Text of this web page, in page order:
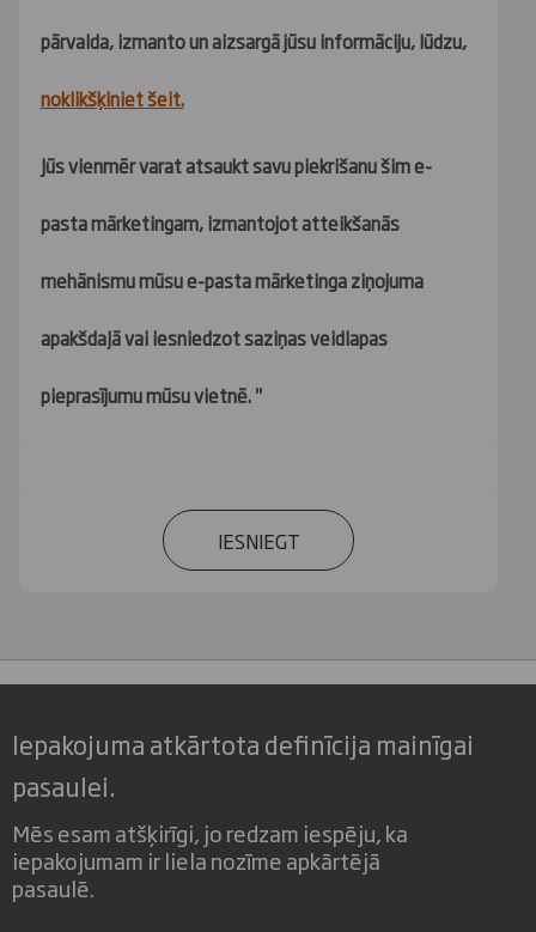
pārvalda, izmanto un aizsargā jūsu informāciju, lūdzu,
noklikšķiniet šeit.
Jūs vienmēr varat atsaukt savu piekrišanu šim e-
pasta mārketingam, izmantojot atteikšanās
mehānismu mūsu e-pasta mārketinga ziņojuma
apakšdaļā vai iesniedzot saziņas veidlapas
pieprasījumu mūsu vietnē. "
IESNIEGT
Iepakojuma atkārtota definīcija mainīgai
pasaulei.
Mēs esam atšķirīgi, jo redzam iespēju, ka
iepakojumam ir liela nozīme apkārtējā
pasaulē.